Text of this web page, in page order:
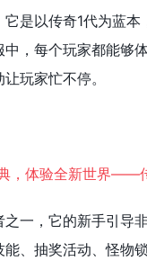
是以传奇1代为蓝
，每个玩家都能够
玩家忙不停。
一，它的新手引导
、抽奖活动、怪物